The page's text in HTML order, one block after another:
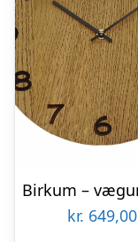
kr. 649,00